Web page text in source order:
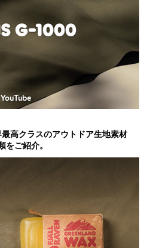
YouTube
高クラスのアウトドア生地素材
をご紹介。